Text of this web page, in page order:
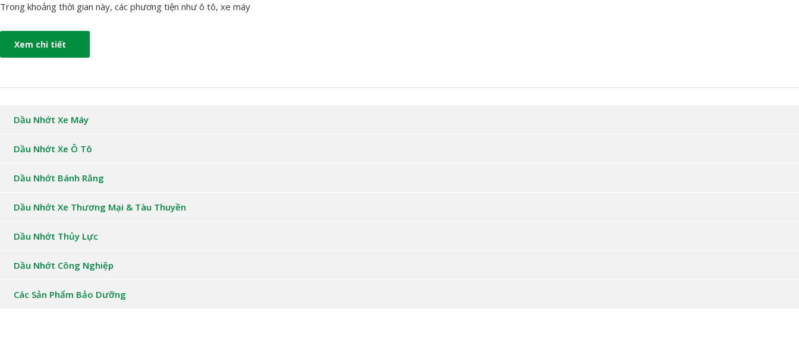
Trong khoảng thời gian này, các phương tiện như ô tô, xe máy
Xem chi tiết
Dầu Nhớt Xe Máy
Dầu Nhớt Xe Ô Tô
Dầu Nhớt Bánh Răng
Dầu Nhớt Xe Thương Mại & Tàu Thuyền
Dầu Nhớt Thủy Lực
Dầu Nhớt Công Nghiệp
Các Sản Phẩm Bảo Dưỡng